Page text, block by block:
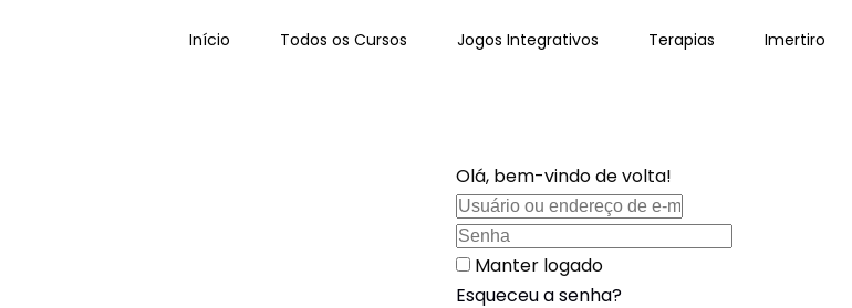
Início Todos os Cursos Jogos Integrativos Terapias Imertiro
Olá, bem-vindo de volta!
Manter logado
Esqueceu a senha?